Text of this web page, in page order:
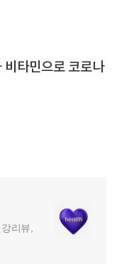
비타민으로 코로나
리뷰,